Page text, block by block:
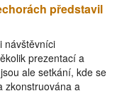
představil
návštěvníci
prezentací a
ale setkání, kde se
zkonstruována a